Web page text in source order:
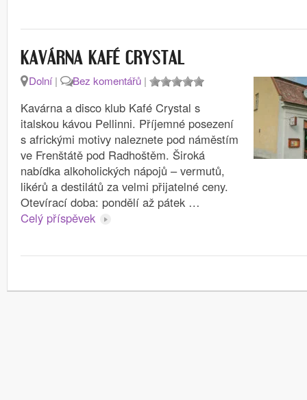
KAVÁRNA KAFÉ CRYSTAL
Dolní| Bez komentářů |
Kavárna a disco klub Kafé Crystal s
italskou kávou Pellinni. Příjemné posezení
s africkými motivy naleznete pod náměstím
ve Frenštátě pod Radhoštěm. Široká
nabídka alkoholických nápojů – vermutů,
likérů a destilátů za velmi přijatelné ceny.
Otevírací doba: pondělí až pátek …
Celý příspěvek